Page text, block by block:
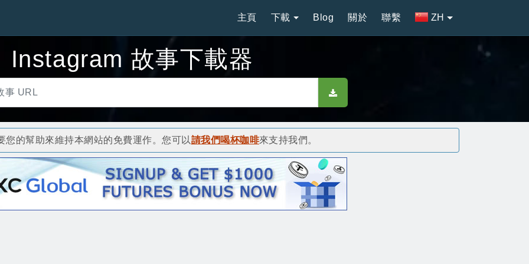
主頁 下載 Blog 關於 聯繫 ZH
Instagram 故事下載器
您的幫助來維持本網站的免費運作。您可以請我們喝杯咖啡來支持我們。